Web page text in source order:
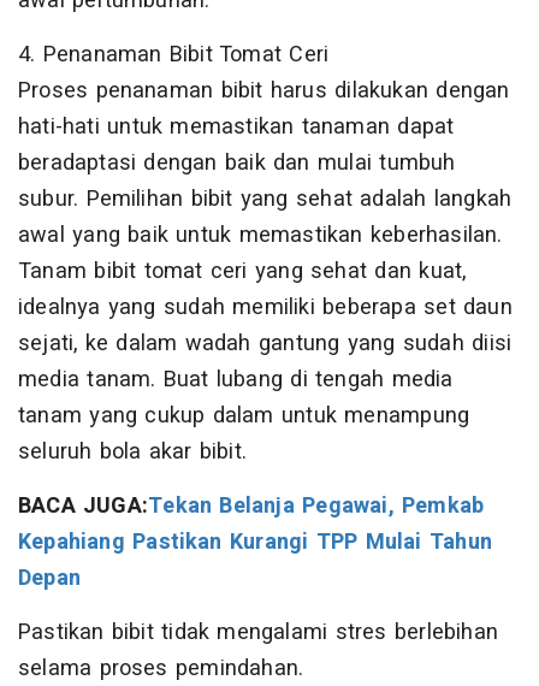
4. Penanaman Bibit Tomat Ceri
Proses penanaman bibit harus dilakukan dengan
hati-hati untuk memastikan tanaman dapat
beradaptasi dengan baik dan mulai tumbuh
subur. Pemilihan bibit yang sehat adalah langkah
awal yang baik untuk memastikan keberhasilan.
Tanam bibit tomat ceri yang sehat dan kuat,
idealnya yang sudah memiliki beberapa set daun
sejati, ke dalam wadah gantung yang sudah diisi
media tanam. Buat lubang di tengah media
tanam yang cukup dalam untuk menampung
seluruh bola akar bibit.
BACA JUGA:Tekan Belanja Pegawai, Pemkab
Kepahiang Pastikan Kurangi TPP Mulai Tahun
Depan
Pastikan bibit tidak mengalami stres berlebihan
selama proses pemindahan.